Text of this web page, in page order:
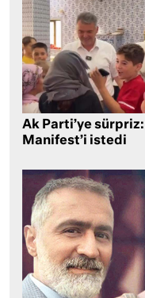
Ak Parti’ye
Manifest’i istedi